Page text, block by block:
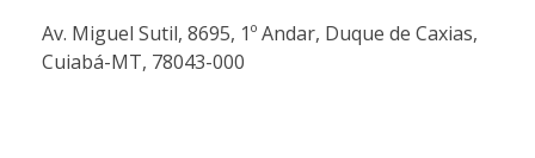
Av. Miguel Sutil, 8695, 1º Andar, Duque de Caxias,
Cuiabá-MT, 78043-000